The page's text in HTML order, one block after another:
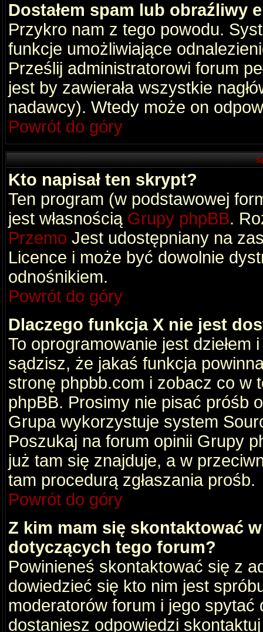
Dostałem spam lub obraźliwy
Przykro nam z tego powodu.
funkcje umożliwiające
Prześlij administratorowi forum
jest by zawierała wszystkie
nadawcy). Wtedy może on
Powrót do góry
Kto napisał ten skrypt?
Ten program (w podstawowej
jest własnością Grupy phpBB.
Przemo Jest udostępniany na
Licence i może być dowolnie
odnośnikiem.
Powrót do góry
Dlaczego funkcja X nie jest
To oprogramowanie jest dziełem
sądzisz, że jakaś funkcja
stronę phpbb.com i zobacz co w
phpBB. Prosimy nie pisać próśb
Grupa wykorzystuje system
Poszukaj na forum opinii Grupy
już tam się znajduje, a w
tam procedurą zgłaszania prośb.
Powrót do góry
Z kim mam się skontaktować
dotyczących tego forum?
Powinieneś skontaktować się z
dowiedzieć się kto nim jest
moderatorów forum i jego
dostaniesz odpowiedzi